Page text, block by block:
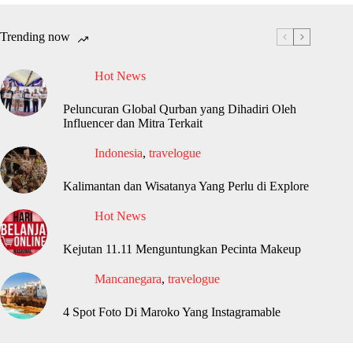
Trending now
Hot News
Peluncuran Global Qurban yang Dihadiri Oleh
Influencer dan Mitra Terkait
Indonesia, travelogue
Kalimantan dan Wisatanya Yang Perlu di Explore
Hot News
Kejutan 11.11 Menguntungkan Pecinta Makeup
Mancanegara, travelogue
4 Spot Foto Di Maroko Yang Instagramable